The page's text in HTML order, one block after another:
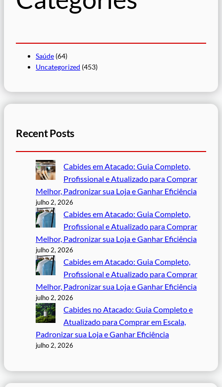
Saúde (64)
Uncategorized (453)
Recent Posts
Cabides em Atacado: Guia Completo,
Profissional e Atualizado para Comprar
Melhor, Padronizar sua Loja e Ganhar Eficiência
julho 2, 2026
Cabides em Atacado: Guia Completo,
Profissional e Atualizado para Comprar
Melhor, Padronizar sua Loja e Ganhar Eficiência
julho 2, 2026
Cabides em Atacado: Guia Completo,
Profissional e Atualizado para Comprar
Melhor, Padronizar sua Loja e Ganhar Eficiência
julho 2, 2026
Cabides no Atacado: Guia Completo e
Atualizado para Comprar em Escala,
Padronizar sua Loja e Ganhar Eficiência
julho 2, 2026